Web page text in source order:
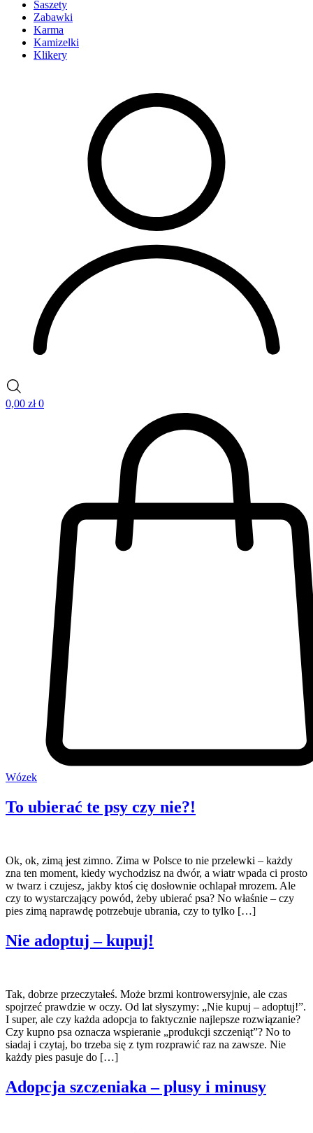
Saszety
Zabawki
Karma
Kamizelki
Klikery
0,00 zł 0
Wózek
To ubierać te psy czy nie?!
Ok, ok, zimą jest zimno. Zima w Polsce to nie przelewki – każdy
zna ten moment, kiedy wychodzisz na dwór, a wiatr wpada ci prosto
w twarz i czujesz, jakby ktoś cię dosłownie ochlapał mrozem. Ale
czy to wystarczający powód, żeby ubierać psa? No właśnie – czy
pies zimą naprawdę potrzebuje ubrania, czy to tylko […]
Nie adoptuj – kupuj!
Tak, dobrze przeczytałeś. Może brzmi kontrowersyjnie, ale czas
spojrzeć prawdzie w oczy. Od lat słyszymy: „Nie kupuj – adoptuj!”.
I super, ale czy każda adopcja to faktycznie najlepsze rozwiązanie?
Czy kupno psa oznacza wspieranie „produkcji szczeniąt”? No to
siadaj i czytaj, bo trzeba się z tym rozprawić raz na zawsze. Nie
każdy pies pasuje do […]
Adopcja szczeniaka – plusy i minusy